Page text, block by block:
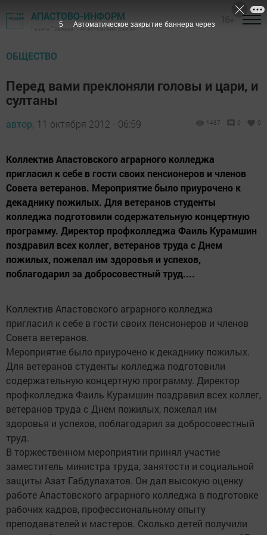
АПАСТОВО-ИНФОРМ
Газета "Звезда" - Апастовский район
ОБЩЕСТВО
Перед вами преклоняли головы и цари, и
султаны
автор, 11 октября 2012 - 06:59 1437 0 0
Коллектив Апастовского аграрного колледжа
пригласил к себе в гости своих пенсионеров и членов
Совета ветеранов. Мероприятие было приурочено к
декаднику пожилых. Для ветеранов студенты
колледжа подготовили содержательную концертную
программу. Директор профколледжа Фаиль Курамшин
поздравил всех коллег, ветеранов труда с Днем
пожилых, пожелал им здоровья и успехов,
поблагодарил за добросовестный труд....
Коллектив Апастовского аграрного колледжа
пригласил к себе в гости своих пенсионеров и членов
Совета ветеранов.
Мероприятие было приурочено к декаднику пожилых.
Для ветеранов студенты колледжа подготовили
содержательную концертную программу. Директор
профколледжа Фаиль Курамшин поздравил всех коллег,
ветеранов труда с Днем пожилых, пожелал им
здоровья и успехов, поблагодарил за добросовестный
труд.
В торжественном мероприятии принял участие
заместитель министра труда, занятости и социальной
защиты Азат Габдулахатов. Он дал высокую оценку
работе Апастовского аграрного колледжа в подготовке
рабочих кадров, профессиональному опыту
преподавателей и мастеров. Сколько детей получили
4 Автоматическое закрытие баннера через